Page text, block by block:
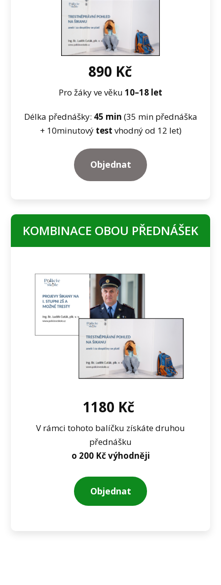
890 Kč
Pro žáky ve věku 10–⁠18 let
Délka přednášky: 45 min (35 min přednáška
+ 10minutový test vhodný od 12 let)
Objednat
KOMBINACE OBOU PŘEDNÁŠEK
1180 Kč
V rámci tohoto balíčku získáte druhou
přednášku
o 200 Kč výhodněji
Objednat